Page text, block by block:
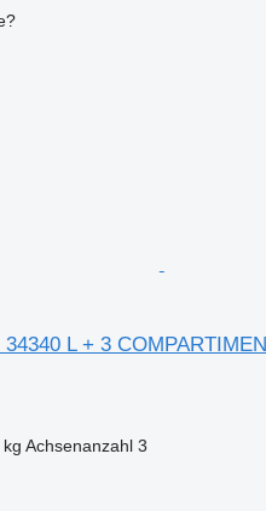
L + 3
Achsenanzahl 3